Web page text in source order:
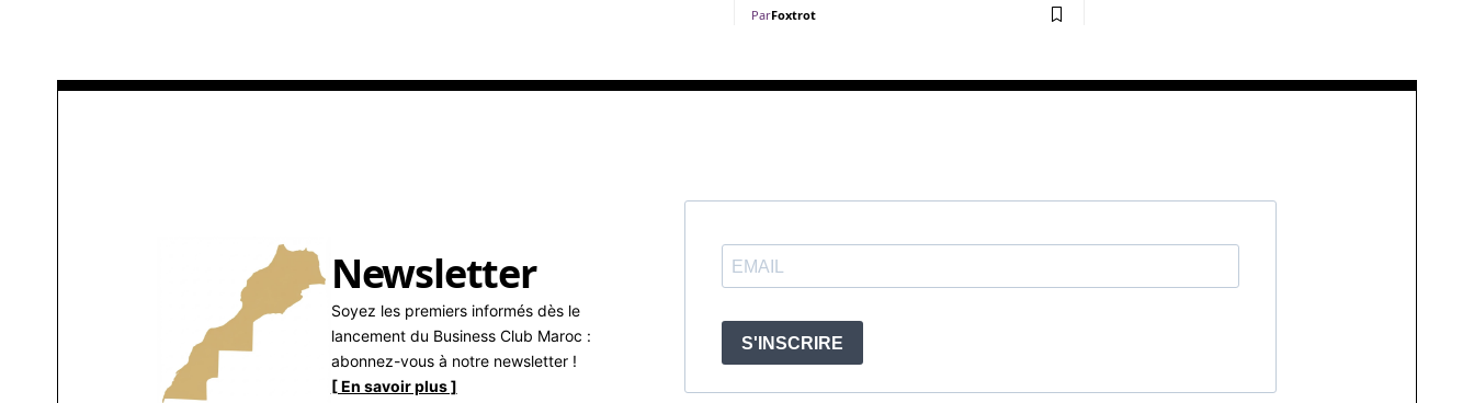
ParFoxtrot
Newsletter
Soyez les premiers informés dès le
lancement du Business Club Maroc :
abonnez-vous à notre newsletter !
[ En savoir plus ]